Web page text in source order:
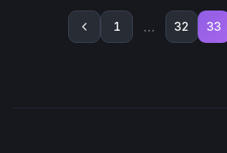
1 … 32 33